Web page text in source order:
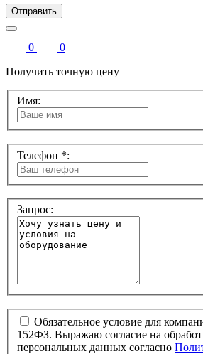
Отправить
0
0
Получить точную цену
Имя:
Телефон *:
Запрос:
Обязательное условие для
152ФЗ. Выражаю согласие на
персональных данных согласно